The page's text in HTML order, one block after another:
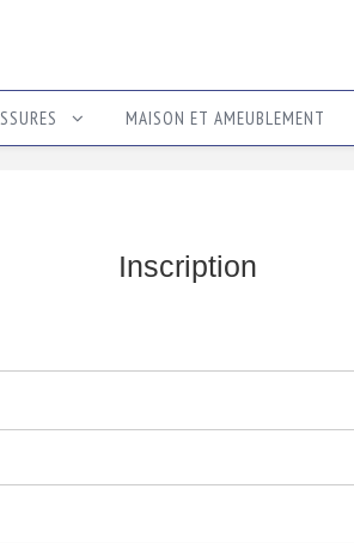
MAISON ET AMEUBLEMENT
Inscription